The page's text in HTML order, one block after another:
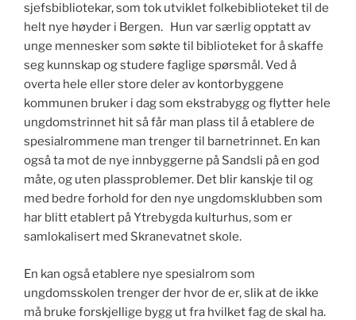
sjefsbibliotekar, som tok utviklet folkebiblioteket til de
helt nye høyder i Bergen. Hun var særlig opptatt av
unge mennesker som søkte til biblioteket for å skaffe
seg kunnskap og studere faglige spørsmål. Ved å
overta hele eller store deler av kontorbyggene
kommunen bruker i dag som ekstrabygg og flytter hele
ungdomstrinnet hit så får man plass til å etablere de
spesialrommene man trenger til barnetrinnet. En kan
også ta mot de nye innbyggerne på Sandsli på en god
måte, og uten plassproblemer. Det blir kanskje til og
med bedre forhold for den nye ungdomsklubben som
har blitt etablert på Ytrebygda kulturhus, som er
samlokalisert med Skranevatnet skole.
En kan også etablere nye spesialrom som
ungdomsskolen trenger der hvor de er, slik at de ikke
må bruke forskjellige bygg ut fra hvilket fag de skal ha.